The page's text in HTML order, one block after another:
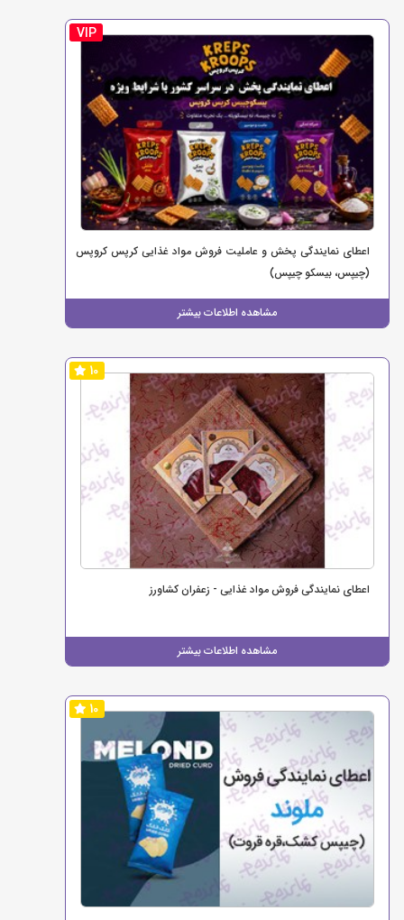
VIP
اعطای نمایندگی پخش و عاملیت فروش مواد غذایی کرپس کروپس
(چیپس، بیسکو چیپس)
مشاهده اطلاعات بیشتر
10
اعطای نمایندگی فروش مواد غذایی - زعفران کشاورز
مشاهده اطلاعات بیشتر
10